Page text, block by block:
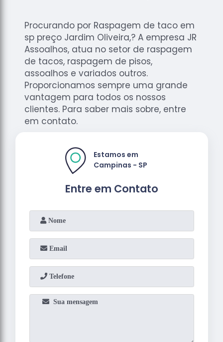
Procurando por Raspagem de taco em
sp preço Jardim Oliveira,? A empresa JR
Assoalhos, atua no setor de raspagem
de tacos, raspagem de pisos,
assoalhos e variados outros.
Proporcionamos sempre uma grande
vantagem para todos os nossos
clientes. Para saber mais sobre, entre
em contato.
Entre em Contato
Estamos em
Campinas - SP